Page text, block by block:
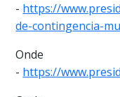
- https://
de-contingencia-
Onde
- https://